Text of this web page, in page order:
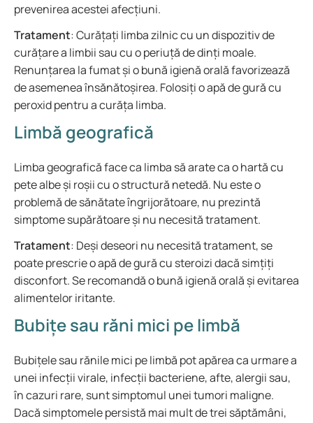
prevenirea acestei afecțiuni.
Tratament: Curățați limba zilnic cu un dispozitiv de
curățare a limbii sau cu o periuță de dinți moale.
Renunțarea la fumat și o bună igienă orală favorizează
de asemenea însănătoșirea. Folosiți o apă de gură cu
peroxid pentru a curăța limba.
Limbă geografică
Limba geografică face ca limba să arate ca o hartă cu
pete albe și roșii cu o structură netedă. Nu este o
problemă de sănătate îngrijorătoare, nu prezintă
simptome supărătoare și nu necesită tratament.
Tratament: Deși deseori nu necesită tratament, se
poate prescrie o apă de gură cu steroizi dacă simțiți
disconfort. Se recomandă o bună igienă orală și evitarea
alimentelor iritante.
Bubițe sau răni mici pe limbă
Bubițele sau rănile mici pe limbă pot apărea ca urmare a
unei infecții virale, infecții bacteriene, afte, alergii sau,
în cazuri rare, sunt simptomul unei tumori maligne.
Dacă simptomele persistă mai mult de trei săptămâni,